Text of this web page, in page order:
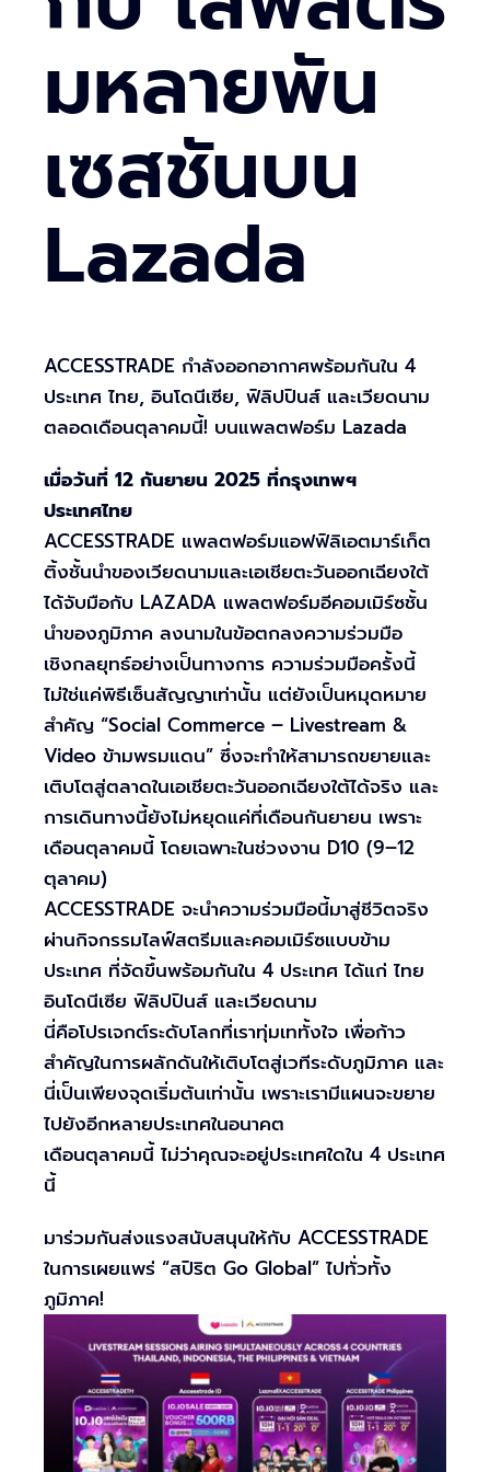
มหลายพัน
เซสชันบน
Lazada
ACCESSTRADE กำลังออกอากาศพร้อมกันใน 4
ประเทศ ไทย, อินโดนีเซีย, ฟิลิปปินส์ และเวียดนาม
ตลอดเดือนตุลาคมนี้! บนแพลตฟอร์ม Lazada
เมื่อวันที่ 12 กันยายน 2025 ที่กรุงเทพฯ
ประเทศไทย
ACCESSTRADE แพลตฟอร์มแอฟฟิลิเอตมาร์เก็ต
ติ้งชั้นนำของเวียดนามและเอเชียตะวันออกเฉียงใต้
ได้จับมือกับ LAZADA แพลตฟอร์มอีคอมเมิร์ซชั้น
นำของภูมิภาค ลงนามในข้อตกลงความร่วมมือ
เชิงกลยุทธ์อย่างเป็นทางการ ความร่วมมือครั้งนี้
ไม่ใช่แค่พิธีเซ็นสัญญาเท่านั้น แต่ยังเป็นหมุดหมาย
สำคัญ “Social Commerce – Livestream &
Video ข้ามพรมแดน” ซึ่งจะทำให้สามารถขยายและ
เติบโตสู่ตลาดในเอเชียตะวันออกเฉียงใต้ได้จริง และ
การเดินทางนี้ยังไม่หยุดแค่ที่เดือนกันยายน เพราะ
เดือนตุลาคมนี้ โดยเฉพาะในช่วงงาน D10 (9–12
ตุลาคม)
ACCESSTRADE จะนำความร่วมมือนี้มาสู่ชีวิตจริง
ผ่านกิจกรรมไลฟ์สตรีมและคอมเมิร์ซแบบข้าม
ประเทศ ที่จัดขึ้นพร้อมกันใน 4 ประเทศ ได้แก่ ไทย
อินโดนีเซีย ฟิลิปปินส์ และเวียดนาม
นี่คือโปรเจกต์ระดับโลกที่เราทุ่มเททั้งใจ เพื่อก้าว
สำคัญในการผลักดันให้เติบโตสู่เวทีระดับภูมิภาค และ
นี่เป็นเพียงจุดเริ่มต้นเท่านั้น เพราะเรามีแผนจะขยาย
ไปยังอีกหลายประเทศในอนาคต
เดือนตุลาคมนี้ ไม่ว่าคุณจะอยู่ประเทศใดใน 4 ประเทศ
นี้
มาร่วมกันส่งแรงสนับสนุนให้กับ ACCESSTRADE
ในการเผยแพร่ “สปิริต Go Global” ไปทั่วทั้ง
ภูมิภาค!